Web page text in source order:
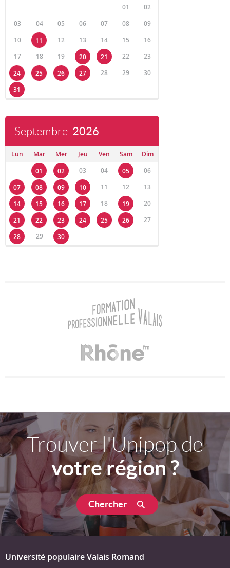
01
02
03
04 05 06 07 08
09
10
11 12 13 14 15
16
17
18 19 20 21 22
23
24
25 26 27 28 29
30
31
Septembre 2026
Lun Mar Mer Jeu Ven Sam
Dim
01
02 03 04 05
06
07
08 09 10 11 12
13
14
15 16 17 18 19
20
21
22 23 24 25 26
27
28
29 30
Trouver l'Unipop de
votre région ?
Chercher
Université populaire Valais Romand